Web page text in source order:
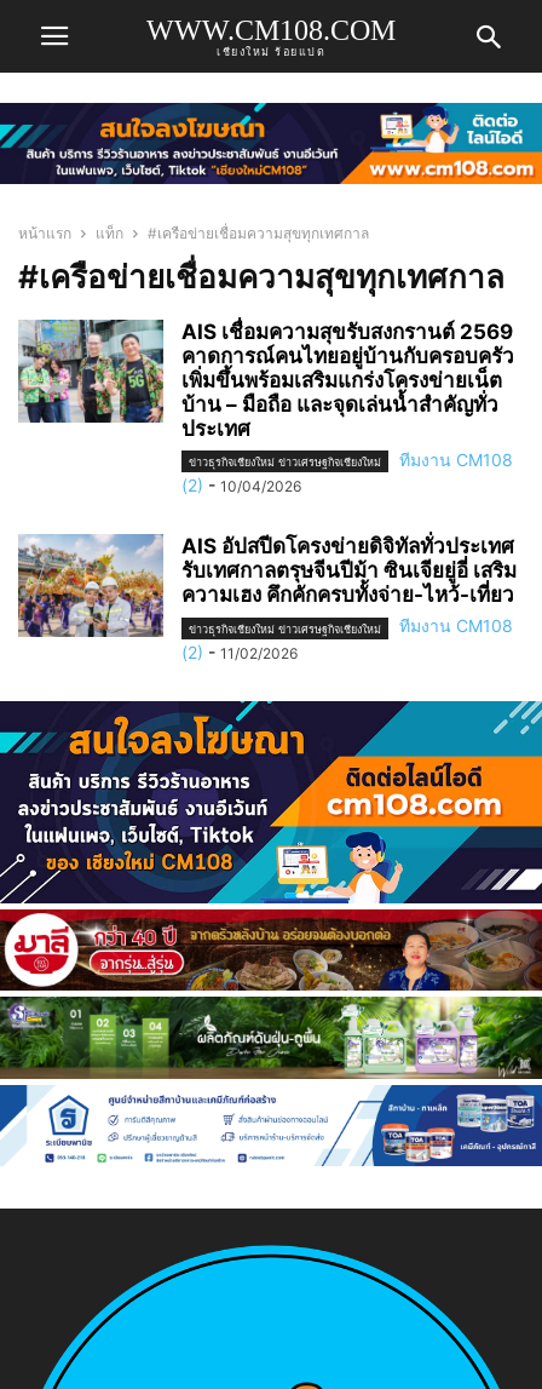
WWW.CM108.COM
เชียงใหม่ ร้อยแปด
หน้าแรก แท็ก #เครือข่ายเชื่อมความสุขทุกเทศกาล
#เครือข่ายเชื่อมความสุขทุกเทศกาล
AIS เชื่อมความสุขรับสงกรานต์ 2569
คาดการณ์คนไทยอยู่บ้านกับครอบครัว
เพิ่มขึ้นพร้อมเสริมแกร่งโครงข่ายเน็ต
บ้าน – มือถือ และจุดเล่นน้ำสำคัญทั่ว
ประเทศ
ข่าวธุรกิจเชียงใหม่ ข่าวเศรษฐกิจเชียงใหม่
ทีมงาน CM108
(2) - 10/04/2026
AIS อัปสปีดโครงข่ายดิจิทัลทั่วประเทศ
รับเทศกาลตรุษจีนปีม้า ซินเจียยู่อี่ เสริม
ความเฮง คึกคักครบทั้งจ่าย-ไหว้-เที่ยว
ข่าวธุรกิจเชียงใหม่ ข่าวเศรษฐกิจเชียงใหม่
ทีมงาน CM108
(2) - 11/02/2026